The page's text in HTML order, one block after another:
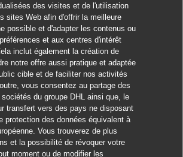
des visites et de l'utilisation
sites Web afin d'offrir la meilleure
possible et d'adapter les contenus ou
et aux centres d'intérêt
inclut également la création de
notre offre aussi pratique et adaptée
cible et de faciliter nos activités
vous consentez au partage des
du groupe DHL ainsi que, le
transfert vers des pays ne disposant
protection des données équivalent à
Vous trouverez de plus
et la possibilité de révoquer votre
moment ou de modifier les
similaires